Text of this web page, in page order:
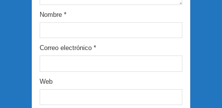
Nombre *
Correo electrónico *
Web